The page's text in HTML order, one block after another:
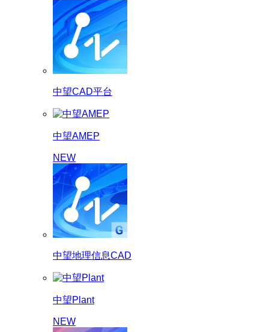
中望CAD平台
中望AMEP
NEW
中望地理信息CAD
中望Plant
NEW